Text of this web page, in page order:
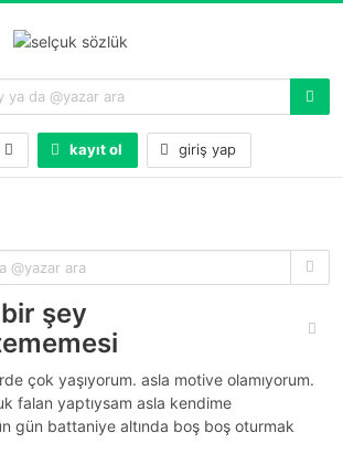
kayıt ol giriş yap
şey
çok yaşıyorum. asla motive olamıyorum.
falan yaptıysam asla kendime
gün battaniye altında boş boş oturmak